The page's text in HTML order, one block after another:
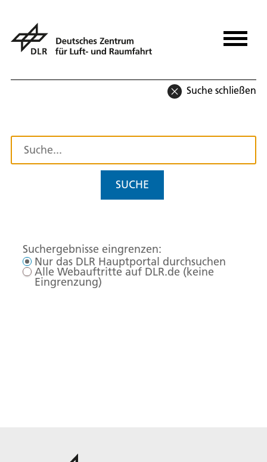
Suche schließen
SUCHE
Suchergebnisse eingrenzen:
Nur das DLR Hauptportal durchsuchen
Alle Webauftritte auf DLR.de (keine
Eingrenzung)